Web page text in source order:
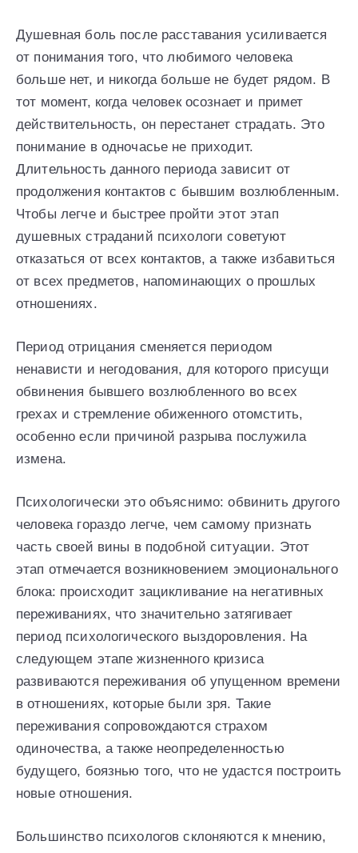
Душевная боль после расставания усиливается
от понимания того, что любимого человека
больше нет, и никогда больше не будет рядом. В
тот момент, когда человек осознает и примет
действительность, он перестанет страдать. Это
понимание в одночасье не приходит.
Длительность данного периода зависит от
продолжения контактов с бывшим возлюбленным.
Чтобы легче и быстрее пройти этот этап
душевных страданий психологи советуют
отказаться от всех контактов, а также избавиться
от всех предметов, напоминающих о прошлых
отношениях.
Период отрицания сменяется периодом
ненависти и негодования, для которого присущи
обвинения бывшего возлюбленного во всех
грехах и стремление обиженного отомстить,
особенно если причиной разрыва послужила
измена.
Психологически это объяснимо: обвинить другого
человека гораздо легче, чем самому признать
часть своей вины в подобной ситуации. Этот
этап отмечается возникновением эмоционального
блока: происходит зацикливание на негативных
переживаниях, что значительно затягивает
период психологического выздоровления. На
следующем этапе жизненного кризиса
развиваются переживания об упущенном времени
в отношениях, которые были зря. Такие
переживания сопровождаются страхом
одиночества, а также неопределенностью
будущего, боязнью того, что не удастся построить
новые отношения.
Большинство психологов склоняются к мнению,